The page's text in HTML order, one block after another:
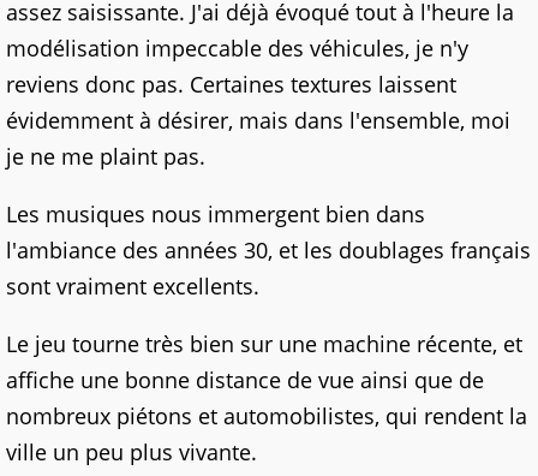
assez saisissante. J'ai déjà évoqué tout à l'heure la
modélisation impeccable des véhicules, je n'y
reviens donc pas. Certaines textures laissent
évidemment à désirer, mais dans l'ensemble, moi
je ne me plaint pas.
Les musiques nous immergent bien dans
l'ambiance des années 30, et les doublages français
sont vraiment excellents.
Le jeu tourne très bien sur une machine récente, et
affiche une bonne distance de vue ainsi que de
nombreux piétons et automobilistes, qui rendent la
ville un peu plus vivante.